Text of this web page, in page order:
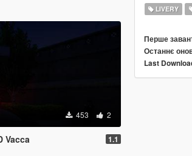
453 2
Vacca 1.1
LIVERY
Перше
Останнє
Last